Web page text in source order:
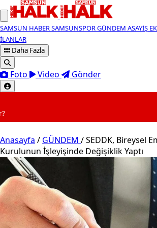
SAMSUN HABERSAMSUNSPORGÜNDEM ASAYİŞ
İLANLAR
Daha Fazla
Foto Video Gönder
Anasayfa / GÜNDEM /SEDDK, Bireysel
Kurulunun İşleyişinde Değişiklik Yaptı